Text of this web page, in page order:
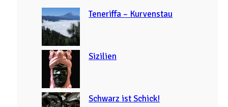
Teneriffa – Kurvenstau
Sizilien
Schwarz ist Schick!